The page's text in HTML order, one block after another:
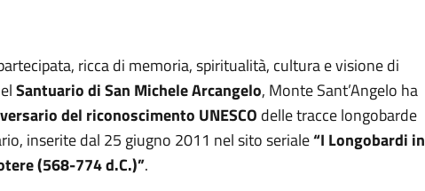
ricca di memoria, spiritualità, cultura e visione di
Santuario di San Michele Arcangelo, Monte Sant’Angelo ha
del riconoscimento UNESCO delle tracce longobarde
inserite dal 25 giugno 2011 nel sito seriale“I Longobardi in
(568-774 d.C.)”.